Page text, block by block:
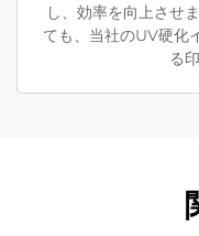
し、効率を向上させ
ても、当社のUV硬化
る